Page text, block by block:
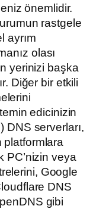
önemlidir.
rastgele
ayrım
olası
yerinizi başka
Diğer bir etkili
edicinizin
DNS serverları,
platformlara
PC’nizin veya
Google
DNS
gibi